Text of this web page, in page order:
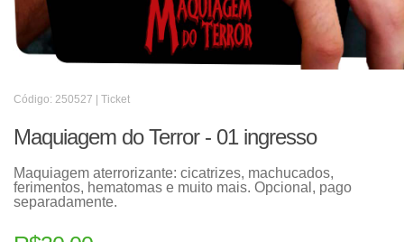
Código: 250527 | Ticket
Maquiagem do Terror - 01 ingresso
Maquiagem aterrorizante: cicatrizes, machucados,
ferimentos, hematomas e muito mais. Opcional, pago
separadamente.